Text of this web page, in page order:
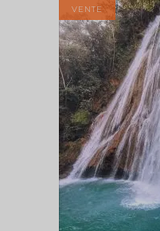
VENTE